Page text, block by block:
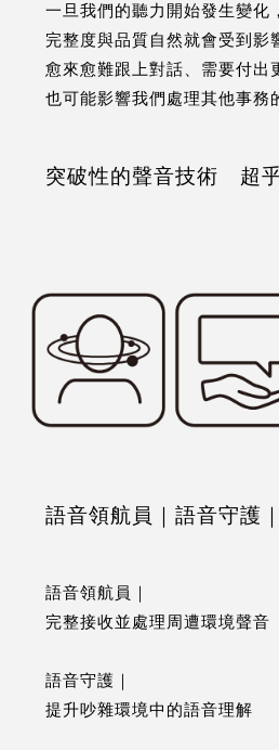
一旦我們的聽力開始發生變化
完整度與品質自然就會受到影
愈來愈難跟上對話、需要付出
也可能影響我們處理其他事務
突破性的聲音技術 超
語音領航員｜語音守護
語音領航員｜
完整接收並處理周遭環境聲音
語音守護｜
提升吵雜環境中的語音理解